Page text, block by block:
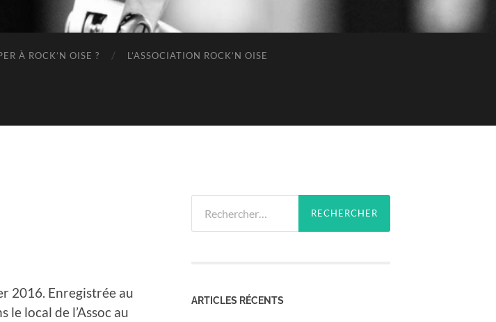
À ROCK’N OISE ? L’ASSOCIATION ROCK’N OISE
2016. Enregistrée au
local de l’Assoc au
ARTICLES RÉCENTS